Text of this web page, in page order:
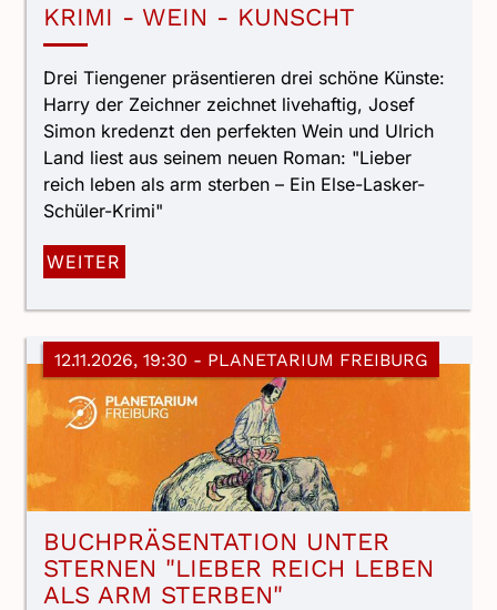
KRIMI - WEIN - KUNSCHT
Drei Tiengener präsentieren drei schöne Künste:
Harry der Zeichner zeichnet livehaftig, Josef
Simon kredenzt den perfekten Wein und Ulrich
Land liest aus seinem neuen Roman: "Lieber
reich leben als arm sterben – Ein Else-Lasker-
Schüler-Krimi"
WEITER
BUCHPRÄSENTATION UNTER
STERNEN "LIEBER REICH LEBEN
ALS ARM STERBEN"
12.11.2026, 19:30 - PLANETARIUM FREIBURG